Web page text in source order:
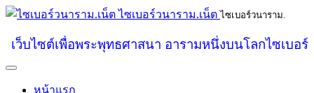
ไซเบอร์วนาราม.เน็ต ไซเบอร์วนาราม.
เว็บไซต์เพื่อพระพุทธศาสนา อารามหนึ่งบนโลกไซเบอร์
หน้าแรก